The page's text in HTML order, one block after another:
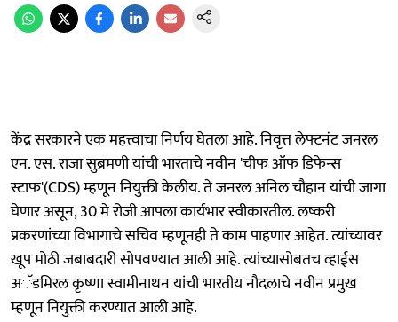
केंद्र सरकारने एक महत्त्वाचा निर्णय घेतला आहे. निवृत्त लेफ्टनंट जनरल
एन. एस. राजा सुब्रमणी यांची भारताचे नवीन 'चीफ ऑफ डिफेन्स
स्टाफ'(CDS) म्हणून नियुक्ती केलीय. ते जनरल अनिल चौहान यांची जागा
घेणार असून, 30 मे रोजी आपला कार्यभार स्वीकारतील. लष्करी
प्रकरणांच्या विभागाचे सचिव म्हणूनही ते काम पाहणार आहेत. त्यांच्यावर
खूप मोठी जबाबदारी सोपवण्यात आली आहे. त्यांच्यासोबतच व्हाईस
अॅडमिरल कृष्णा स्वामीनाथन यांची भारतीय नौदलाचे नवीन प्रमुख
म्हणून नियुक्ती करण्यात आली आहे.